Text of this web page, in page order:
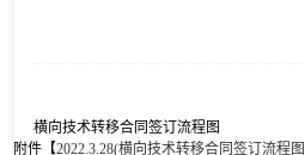
横向技术转移合同签订流程图
附件【2022.3.28(横向技术转移合同签订流程